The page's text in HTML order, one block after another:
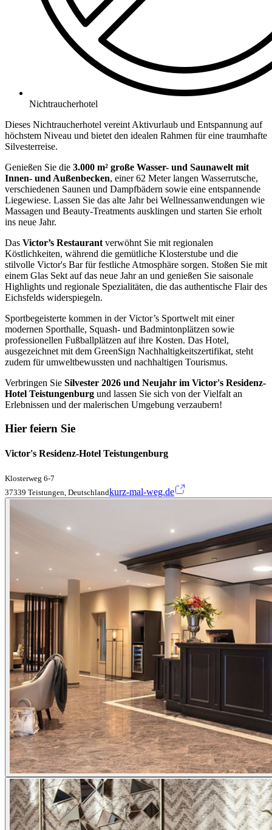
Nichtraucherhotel
Dieses Nichtraucherhotel vereint Aktivurlaub und Entspannung auf
höchstem Niveau und bietet den idealen Rahmen für eine traumhafte
Silvesterreise.
Genießen Sie die 3.000 m² große Wasser- und Saunawelt mit
Innen- und Außenbecken, einer 62 Meter langen Wasserrutsche,
verschiedenen Saunen und Dampfbädern sowie eine entspannende
Liegewiese. Lassen Sie das alte Jahr bei Wellnessanwendungen wie
Massagen und Beauty-Treatments ausklingen und starten Sie erholt
ins neue Jahr.
Das Victor’s Restaurant verwöhnt Sie mit regionalen
Köstlichkeiten, während die gemütliche Klosterstube und die
stilvolle Victor's Bar für festliche Atmosphäre sorgen. Stoßen Sie mit
einem Glas Sekt auf das neue Jahr an und genießen Sie saisonale
Highlights und regionale Spezialitäten, die das authentische Flair des
Eichsfelds widerspiegeln.
Sportbegeisterte kommen in der Victor’s Sportwelt mit einer
modernen Sporthalle, Squash- und Badmintonplätzen sowie
professionellen Fußballplätzen auf ihre Kosten. Das Hotel,
ausgezeichnet mit dem GreenSign Nachhaltigkeitszertifikat, steht
zudem für umweltbewussten und nachhaltigen Tourismus.
Verbringen Sie Silvester 2026 und Neujahr im Victor's Residenz-
Hotel Teistungenburg und lassen Sie sich von der Vielfalt an
Erlebnissen und der malerischen Umgebung verzaubern!
Hier feiern Sie
Victor's Residenz-Hotel Teistungenburg
Klosterweg 6-7
37339 Teistungen, Deutschlandkurz-mal-weg.de